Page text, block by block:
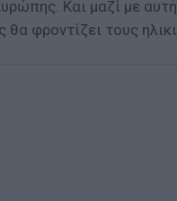
Και μαζί με
θα φροντίζει τους